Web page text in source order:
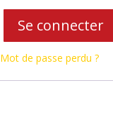
Se connecter
Mot de passe perdu ?